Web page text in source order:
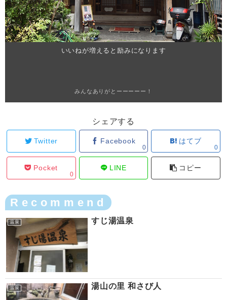
いいねが増えると励みになります
みんなありがとーーーーー！
シェアする
Twitter Facebook
0
はてブ
0
Pocket
0
LINE コピー
Recommend
温泉 すじ湯温泉
温泉 湯山の里 和さび人